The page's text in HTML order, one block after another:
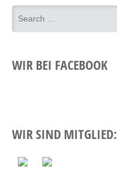
WIR BEI FACEBOOK
WIR SIND MITGLIED: